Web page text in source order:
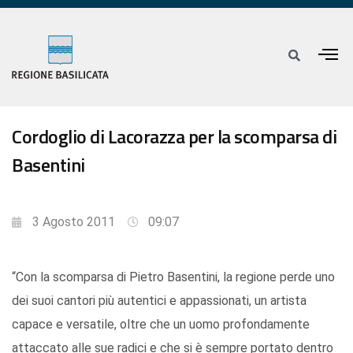
Cordoglio di Lacorazza per la scomparsa di
Basentini
3 Agosto 2011 09:07
“Con la scomparsa di Pietro Basentini, la regione perde uno
dei suoi cantori più autentici e appassionati, un artista
capace e versatile, oltre che un uomo profondamente
attaccato alle sue radici e che si è sempre portato dentro